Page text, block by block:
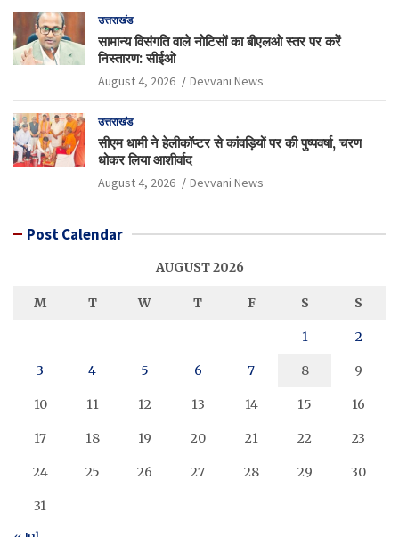
उत्तराखंड
सामान्य विसंगति वाले नोटिसों का बीएलओ स्तर पर करें
निस्तारण: सीईओ
August 4, 2026 Devvani News
उत्तराखंड
सीएम धामी ने हेलीकॉप्टर से कांवड़ियों पर की पुष्पवर्षा, चरण
धोकर लिया आशीर्वाद
August 4, 2026 Devvani News
Post Calendar
AUGUST 2026
M T W T F S S
1 2
3 4 5 6 7 8 9
10 11 12 13 14 15 16
17 18 19 20 21 22 23
24 25 26 27 28 29 30
31